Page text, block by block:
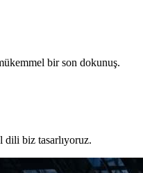
bir son dokunuş.
dili biz tasarlıyoruz.